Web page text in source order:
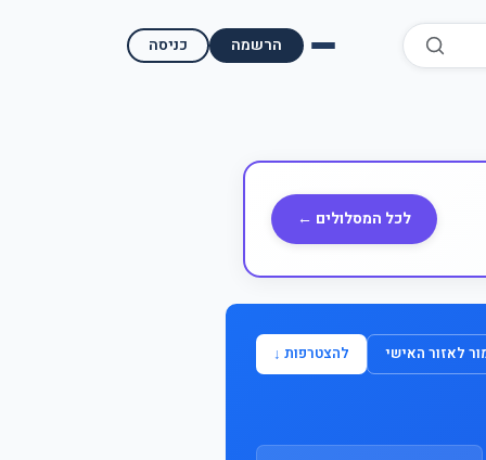
כניסה הרשמה
מאמרים ומדריכים
תשואות היסטוריות
מעקב שוק ההון | גמלטופ
תנאי שימוש
לכל המסלולים ←
לאזור האישי להצטרפות ↓